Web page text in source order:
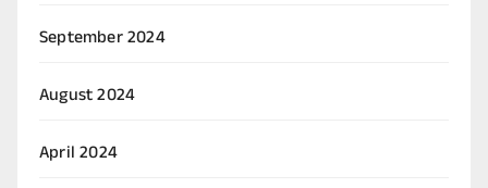
September 2024
August 2024
April 2024